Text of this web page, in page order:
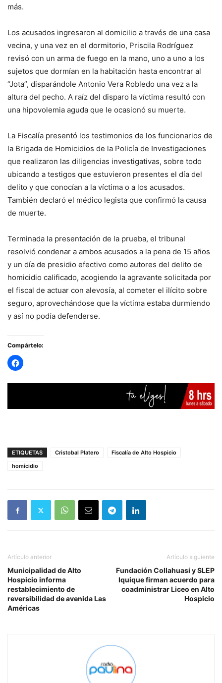
más.
Los acusados ingresaron al domicilio a través de una casa
vecina, y una vez en el dormitorio, Priscila Rodríguez
revisó con un arma de fuego en la mano, uno a uno a los
sujetos que dormían en la habitación hasta encontrar al
“Jota”, disparándole Antonio Vera Robledo una vez a la
altura del pecho. A raíz del disparo la víctima resultó con
una hipovolemia aguda que le ocasionó su muerte.
La Fiscalía presentó los testimonios de los funcionarios de
la Brigada de Homicidios de la Policía de Investigaciones
que realizaron las diligencias investigativas, sobre todo
ubicando a testigos que estuvieron presentes el día del
delito y que conocían a la víctima o a los acusados.
También declaró el médico legista que confirmó la causa
de muerte.
Terminada la presentación de la prueba, el tribunal
resolvió condenar a ambos acusados a la pena de 15 años
y un día de presidio efectivo como autores del delito de
homicidio calificado, acogiendo la agravante solicitada por
el fiscal de actuar con alevosía, al cometer el ilícito sobre
seguro, aprovechándose que la víctima estaba durmiendo
y así no podía defenderse.
Compártelo:
ETIQUETAS Cristobal Platero
Fiscalía de Alto Hospicio
homicidio
Artículo anterior
Municipalidad de Alto
Hospicio informa
restablecimiento de
reversibilidad de avenida Las
Américas
Artículo siguiente
Fundación Collahuasi y SLEP
Iquique firman acuerdo para
coadministrar Liceo en Alto
Hospicio